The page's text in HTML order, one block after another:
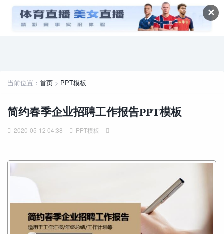
✕
当前位置： 首页 > PPT模板
简约春季企业招聘工作报告PPT模板
2020-05-12 04:38 PPT模板